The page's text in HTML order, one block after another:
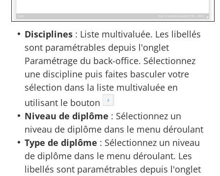
Disciplines : Liste multivaluée. Les libellés
sont paramétrables depuis l'onglet
Paramétrage du back-office. Sélectionnez
une discipline puis faites basculer votre
sélection dans la liste multivaluée en
utilisant le bouton
Niveau de diplôme : Sélectionnez un
niveau de diplôme dans le menu déroulant
Type de diplôme : Sélectionnez un niveau
de diplôme dans le menu déroulant. Les
libellés sont paramétrables depuis l'onglet